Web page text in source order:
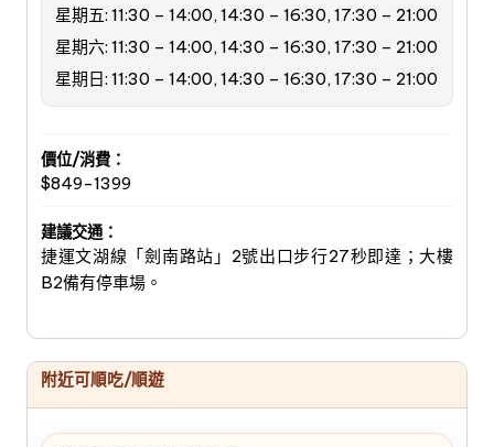
星期五: 11:30 – 14:00, 14:30 – 16:30, 17:30 – 21:00
星期六: 11:30 – 14:00, 14:30 – 16:30, 17:30 – 21:00
星期日: 11:30 – 14:00, 14:30 – 16:30, 17:30 – 21:00
價位/消費：
$849-1399
建議交通：
捷運文湖線「劍南路站」2號出口步行27秒即達；大樓
B2備有停車場。
附近可順吃/順遊